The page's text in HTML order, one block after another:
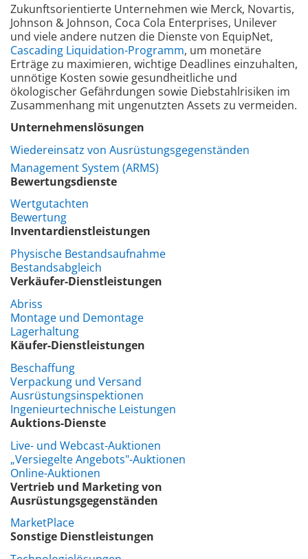
Zukunftsorientierte Unternehmen wie Merck, Novartis,
Johnson & Johnson, Coca Cola Enterprises, Unilever
und viele andere nutzen die Dienste von EquipNet,
Cascading Liquidation-Programm, um monetäre
Erträge zu maximieren, wichtige Deadlines einzuhalten,
unnötige Kosten sowie gesundheitliche und
ökologischer Gefährdungen sowie Diebstahlrisiken im
Zusammenhang mit ungenutzten Assets zu vermeiden.
Unternehmenslösungen
Wiedereinsatz von Ausrüstungsgegenständen
Management System (ARMS)
Bewertungsdienste
Wertgutachten
Bewertung
Inventardienstleistungen
Physische Bestandsaufnahme
Bestandsabgleich
Verkäufer-Dienstleistungen
Abriss
Montage und Demontage
Lagerhaltung
Käufer-Dienstleistungen
Beschaffung
Verpackung und Versand
Ausrüstungsinspektionen
Ingenieurtechnische Leistungen
Auktions-Dienste
Live- und Webcast-Auktionen
„Versiegelte Angebots"-Auktionen
Online-Auktionen
Vertrieb und Marketing von
Ausrüstungsgegenständen
MarketPlace
Sonstige Dienstleistungen